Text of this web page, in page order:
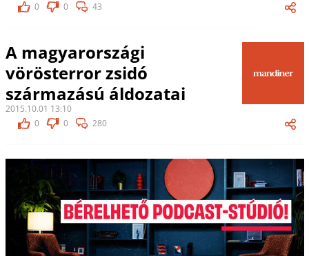
0
0 43
A magyarországi
vörösterror zsidó
származású áldozatai
2015.10.01 13:10
0
0 280